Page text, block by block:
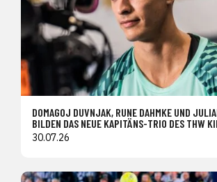
DOMAGOJ DUVNJAK, RUNE DAHMKE UND
BILDEN DAS NEUE KAPITÄNS-TRIO DES THW
30.07.26